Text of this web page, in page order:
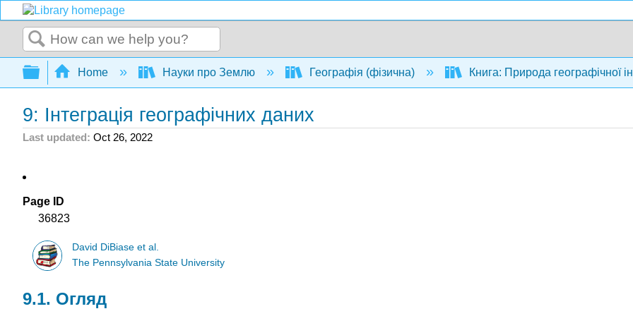
Search
Expand/collapse global hierarchy
Home Науки про Землю Географія (фізична) Книга: Природа географічної
9: Інтеграція географічних даних
Last updated Oct 26, 2022
Page ID
36823
David DiBiase et al.
The Pennsylvania State University
9.1. Огляд